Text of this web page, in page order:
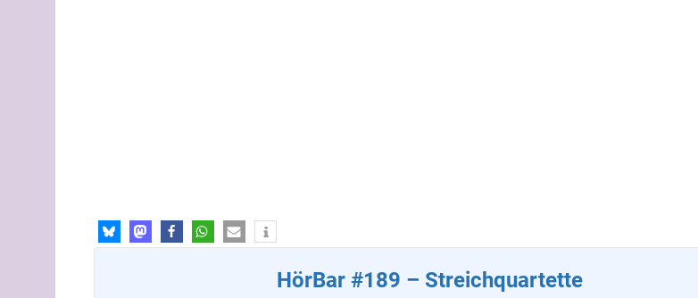
HörBar #189 – Streichquartette